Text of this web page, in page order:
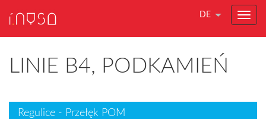
DE
LINIE B4, PODKAMIEŃ
Regulice - Przełęk POM